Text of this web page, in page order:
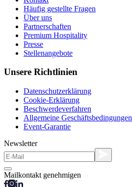
Häufig gestellte Fragen
Über uns
Partnerschaften
Premium Hospitality
Presse
Stellenangebote
Unsere Richtlinien
Datenschutzerklärung
Cookie-Erklärung
Beschwerdeverfahren
Allgemeine Geschäftsbedingungen
Event-Garantie
Newsletter
Mailkontakt genehmigen